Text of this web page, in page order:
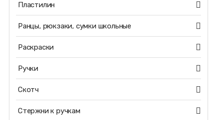
Пластилин
Ранцы, рюкзаки, сумки школьные
Раскраски
Ручки
Скотч
Стержни к ручкам